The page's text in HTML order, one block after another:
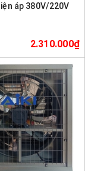
áp 380V/220V
2.310.000₫